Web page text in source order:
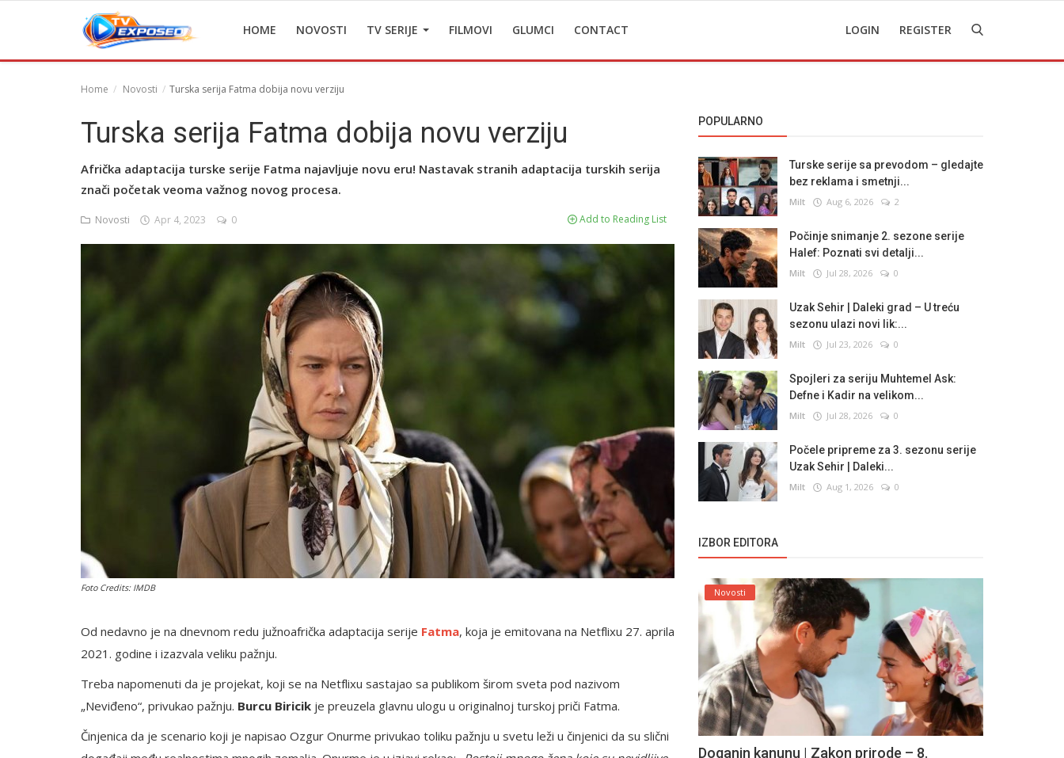
HOME NOVOSTI TV SERIJE FILMOVI GLUMCI CONTACT LOGIN REGISTER
Home Novosti Turska serija Fatma dobija novu verziju
Turska serija Fatma dobija novu verziju
Afrička adaptacija turske serije Fatma najavljuje novu eru! Nastavak stranih adaptacija turskih serija
znači početak veoma važnog novog procesa.
Novosti Apr 4, 2023 0 Add to Reading List
Foto Credits: IMDB
Od nedavno je na dnevnom redu južnoafrička adaptacija serije Fatma, koja je emitovana na Netflixu 27. aprila
2021. godine i izazvala veliku pažnju.
Treba napomenuti da je projekat, koji se na Netflixu sastajao sa publikom širom sveta pod nazivom
„Neviđeno“, privukao pažnju. Burcu Biricik je preuzela glavnu ulogu u originalnoj turskoj priči Fatma.
Činjenica da je scenario koji je napisao Ozgur Onurme privukao toliku pažnju u svetu leži u činjenici da su slični
POPULARNO
Turske serije sa prevodom – gledajte
bez reklama i smetnji...
Milt Aug 6, 2026 2
Počinje snimanje 2. sezone serije
Halef: Poznati svi detalji...
Milt Jul 28, 2026 0
Uzak Sehir | Daleki grad – U treću
sezonu ulazi novi lik:...
Milt Jul 23, 2026 0
Spojleri za seriju Muhtemel Ask:
Defne i Kadir na velikom...
Milt Jul 28, 2026 0
Počele pripreme za 3. sezonu serije
Uzak Sehir | Daleki...
Milt Aug 1, 2026 0
IZBOR EDITORA
Novosti
Doganin kanunu | Zakon prirode – 8.